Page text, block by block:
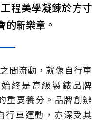
程美學凝鍊於方寸
的新樂章。
間流動，就像自行車
終是高級製錶品牌
重要養分。品牌創辦
車運動，亦深受其